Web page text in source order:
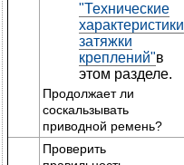
"Технические
характеристики
затяжки
креплений"в
этом разделе.
Продолжает ли
соскальзывать
приводной ремень?
Проверить